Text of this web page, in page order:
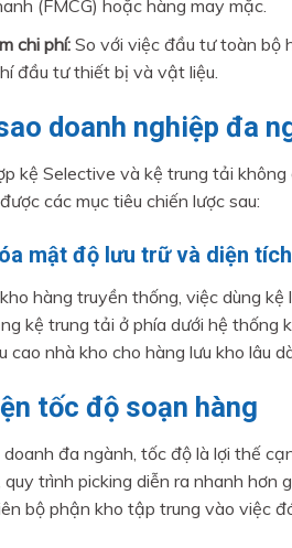
(FMCG) hoặc hàng may mặc.
chi phí:So với việc đầu tư toàn bộ
đầu tư thiết bị và vật liệu.
doanh nghiệp đa
kệ Selective và kệ trung tải
các mục tiêu chiến lược sau:
mật độ lưu trữ và diện
hàng truyền thống, việc dùng
kệ trung tải ở phía dưới hệ thống
cao nhà kho cho hàng lưu kho lâu
tốc độ soạn hàng
doanh đa ngành, tốc độ là lợi thế
trình picking diễn ra nhanh hơn
bộ phận kho tập trung vào việc